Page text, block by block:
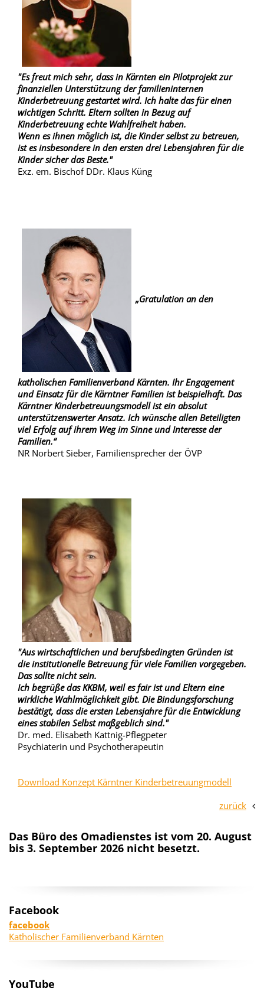
"Es freut mich sehr, dass in Kärnten ein Pilotprojekt zur
finanziellen Unterstützung der familieninternen
Kinderbetreuung gestartet wird. Ich halte das für einen
wichtigen Schritt. Eltern sollten in Bezug auf
Kinderbetreuung echte Wahlfreiheit haben.
Wenn es ihnen möglich ist, die Kinder selbst zu betreuen,
ist es insbesondere in den ersten drei Lebensjahren für die
Kinder sicher das Beste."
Exz. em. Bischof DDr. Klaus Küng
„Gratulation an den
katholischen Familienverband Kärnten. Ihr Engagement
und Einsatz für die Kärntner Familien ist beispielhaft. Das
Kärntner Kinderbetreuungsmodell ist ein absolut
unterstützenswerter Ansatz. Ich wünsche allen Beteiligten
viel Erfolg auf ihrem Weg im Sinne und Interesse der
Familien.“
NR Norbert Sieber, Familiensprecher der ÖVP
"Aus wirtschaftlichen und berufsbedingten Gründen ist
die institutionelle Betreuung für viele Familien vorgegeben.
Das sollte nicht sein.
Ich begrüße das KKBM, weil es fair ist und Eltern eine
wirkliche Wahlmöglichkeit gibt. Die Bindungsforschung
bestätigt, dass die ersten Lebensjahre für die Entwicklung
eines stabilen Selbst maßgeblich sind."
Dr. med. Elisabeth Kattnig-Pflegpeter
Psychiaterin und Psychotherapeutin
Download Konzept Kärntner Kinderbetreuungmodell
zurück
Das Büro des Omadienstes ist vom 20. August
bis 3. September 2026 nicht besetzt.
Facebook
facebook
Katholischer Familienverband Kärnten
YouTube